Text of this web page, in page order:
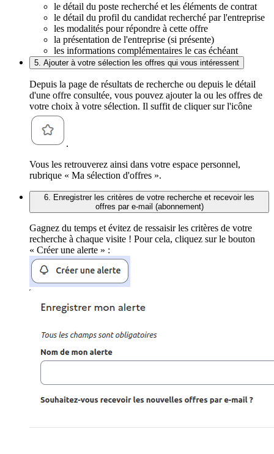
le détail du poste recherché et les éléments de contrat
le détail du profil du candidat recherché par l'entreprise
les modalités pour répondre à cette offre
la présentation de l'entreprise (si présente)
les informations complémentaires le cas échéant
5. Ajouter à votre sélection les offres qui vous intéressent
Depuis la page de résultats de recherche ou depuis le détail
d'une offre consultée, vous pouvez ajouter la ou les offres de
votre choix à votre sélection. Il suffit de cliquer sur l'icône
.
Vous les retrouverez ainsi dans votre espace personnel,
rubrique « Ma sélection d'offres ».
6. Enregistrer les critères de votre recherche et recevoir les
offres par e-mail (abonnement)
Gagnez du temps et évitez de ressaisir les critères de votre
recherche à chaque visite ! Pour cela, cliquez sur le bouton
« Créer une alerte » :